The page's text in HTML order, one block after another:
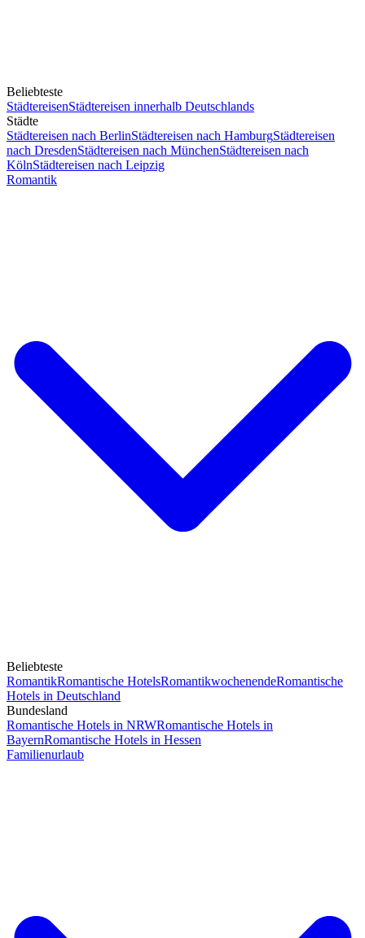
Beliebteste
StädtereisenStädtereisen innerhalb Deutschlands
Städte
Städtereisen nach BerlinStädtereisen nach HamburgStädtereisen
nach DresdenStädtereisen nach MünchenStädtereisen nach
KölnStädtereisen nach Leipzig
Romantik
Beliebteste
RomantikRomantische HotelsRomantikwochenendeRomantische
Hotels in Deutschland
Bundesland
Romantische Hotels in NRWRomantische Hotels in
BayernRomantische Hotels in Hessen
Familienurlaub